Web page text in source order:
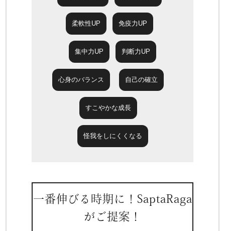
柔軟性UP 免疫力UP
集中力UP 判断力UP
心身のバランス 自己の確立
すこやかな成長
怪我をしにくくなる
一番伸びる時期に！SaptaRaga
がご提案！